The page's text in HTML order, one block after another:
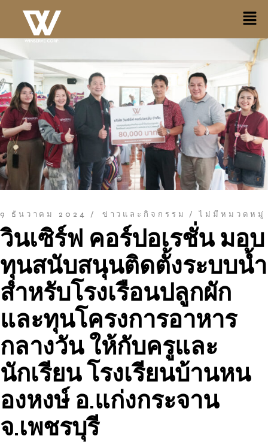
9 ธันวาคม 2024 ข่าวและกิจกรรม ไม่มีหมวดหมู่
วินเซิร์ฟ คอร์ปอเรชั่น มอบ
ทุนสนับสนุนติดตั้งระบบน้ำ
สำหรับโรงเรือนปลูกผัก
และทุนโครงการอาหาร
กลางวัน ให้กับครูและ
นักเรียน โรงเรียนบ้านหน
องหงษ์ อ.แก่งกระจาน
จ.เพชรบุรี